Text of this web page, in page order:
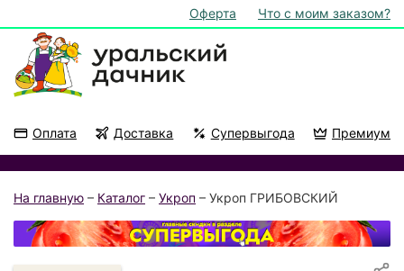
Оферта Что с моим заказом?
Оплата Доставка Супервыгода Премиум
На главную – Каталог – Укроп – Укроп ГРИБОВСКИЙ